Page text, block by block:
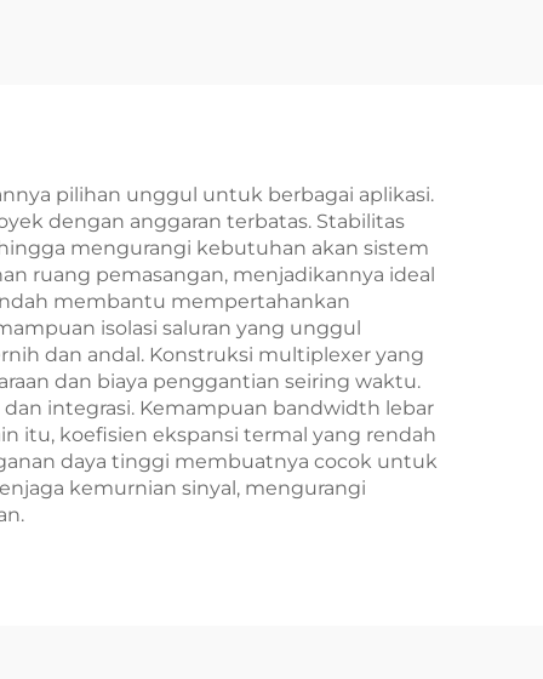
pilihan unggul untuk berbagai aplikasi.
dengan anggaran terbatas. Stabilitas
mengurangi kebutuhan akan sistem
ruang pemasangan, menjadikannya ideal
membantu mempertahankan
isolasi saluran yang unggul
dan andal. Konstruksi multiplexer yang
dan biaya penggantian seiring waktu.
integrasi. Kemampuan bandwidth lebar
itu, koefisien ekspansi termal yang rendah
daya tinggi membuatnya cocok untuk
kemurnian sinyal, mengurangi